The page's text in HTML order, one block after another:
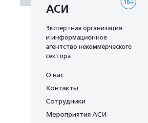
18+
АСИ
Экспертная организация
и информационное
агентство некоммерческого
сектора
О нас
Контакты
Сотрудники
Мероприятия АСИ